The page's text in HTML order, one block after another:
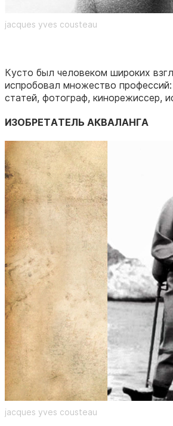
jacques yves cousteau
Кусто был человеком широких
испробовал множество
статей, фотограф, кинорежиссер,
ИЗОБРЕТАТЕЛЬ АКВАЛАНГА
jacques yves cousteau